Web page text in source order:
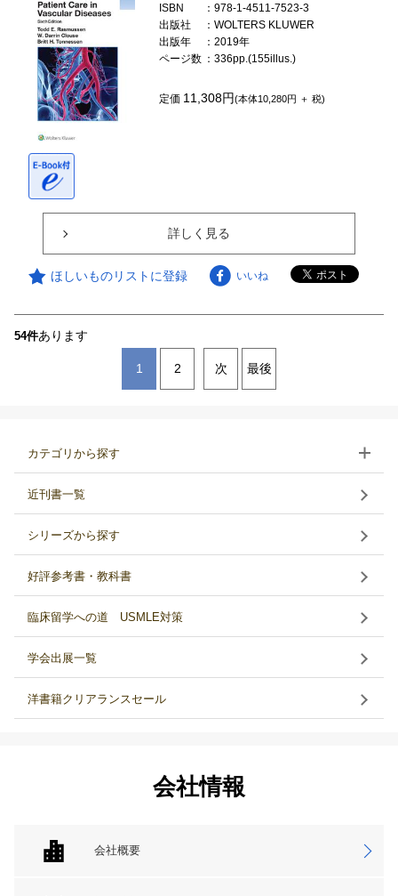
ISBN
：978-1-4511-7523-3
出版社
：WOLTERS KLUWER
出版年
：2019年
ページ数 ：336pp.(155illus.)
定価 11,308円(本体10,280円 ＋ 税)
詳しく見る
ほしいものリストに登録 いいね
54件あります
1 2 次 最後
カテゴリから探す
近刊書一覧
シリーズから探す
好評参考書・教科書
臨床留学への道 USMLE対策
学会出展一覧
洋書籍クリアランスセール
会社情報
会社概要